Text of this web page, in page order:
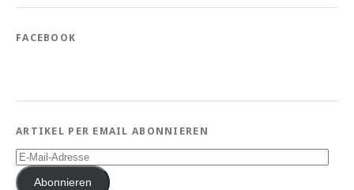
FACEBOOK
ARTIKEL PER EMAIL ABONNIEREN
E-
Mail-
AdresseAbonnieren